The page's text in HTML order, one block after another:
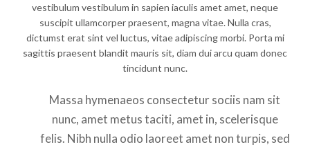
vestibulum vestibulum in sapien iaculis amet amet, neque
suscipit ullamcorper praesent, magna vitae. Nulla cras,
dictumst erat sint vel luctus, vitae adipiscing morbi. Porta mi
sagittis praesent blandit mauris sit, diam dui arcu quam donec
tincidunt nunc.
Massa hymenaeos consectetur sociis nam sit
nunc, amet metus taciti, amet in, scelerisque
felis. Nibh nulla odio laoreet amet non turpis, sed